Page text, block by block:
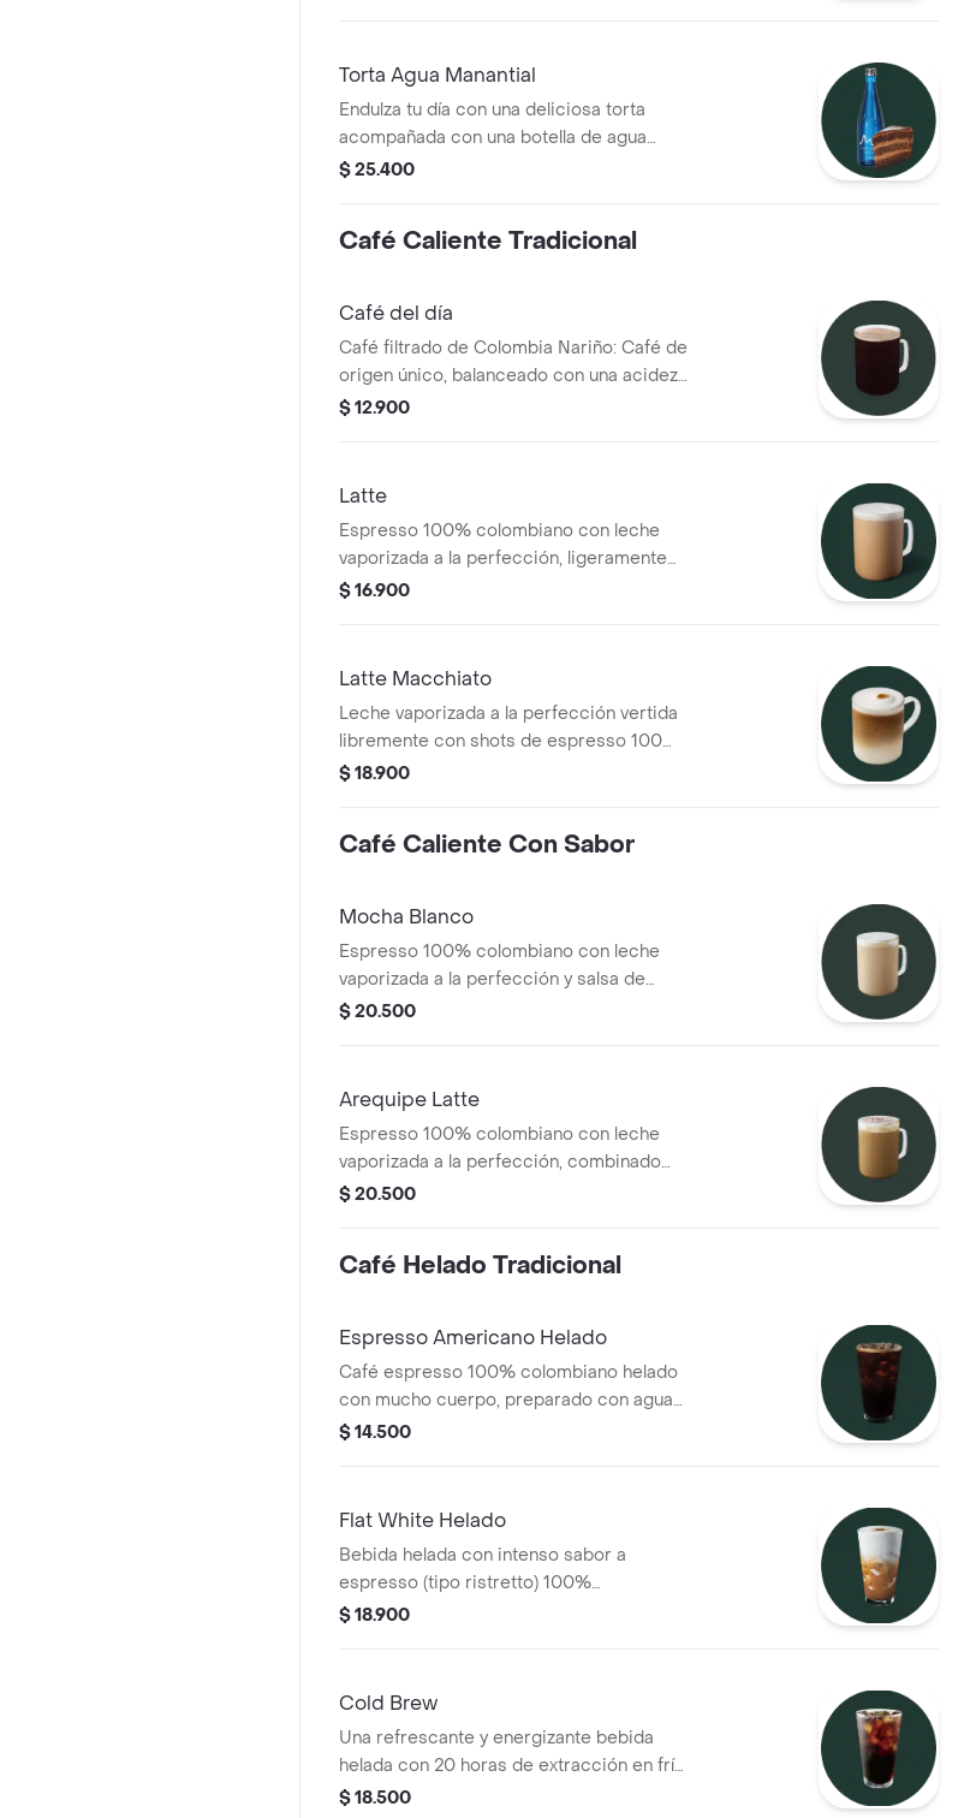
Torta Agua Manantial
Endulza tu día con una deliciosa torta
acompañada con una botella de agua
manantial
$ 25.400
Café Caliente Tradicional
Café del día
Café filtrado de Colombia Nariño: Café de
origen único, balanceado con una acidez,
tostado y cuerpo medio, notas herbales y
$ 12.900
Latte
Espresso 100% colombiano con leche
vaporizada a la perfección, ligeramente
cubierto con espuma
$ 16.900
Latte Macchiato
Leche vaporizada a la perfección vertida
libremente con shots de espresso 100%
colombiano, con un shot de espresso
$ 18.900
Café Caliente Con Sabor
Mocha Blanco
Espresso 100% colombiano con leche
vaporizada a la perfección y salsa de
mocha blanco
$ 20.500
Arequipe Latte
Espresso 100% colombiano con leche
vaporizada a la perfección, combinado
con salsa de arequipe, terminado con
$ 20.500
Café Helado Tradicional
Espresso Americano Helado
Café espresso 100% colombiano helado
con mucho cuerpo, preparado con agua
filtrada y cubos de hielo
$ 14.500
Flat White Helado
Bebida helada con intenso sabor a
espresso (tipo ristretto) 100%
colombiano, preparada con leche de tu
$ 18.900
Cold Brew
Una refrescante y energizante bebida
helada con 20 horas de extracción en frío
de su café 70% Colombia-Nariño y 30%
$ 18.500